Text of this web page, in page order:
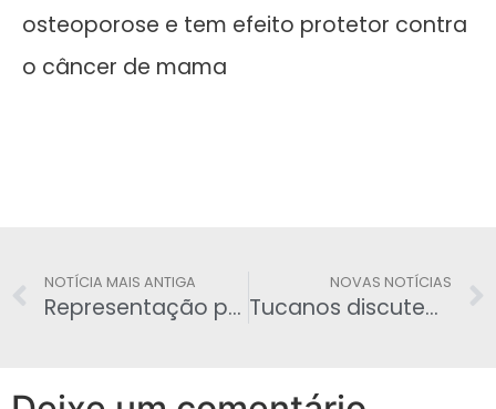
osteoporose e tem efeito protetor contra
o câncer de mama
NOTÍCIA MAIS ANTIGA
Representação popular pede o afastamento de Cunha
NOVAS NOTÍCIAS
Tucanos discutem equipe ministerial com Dilma